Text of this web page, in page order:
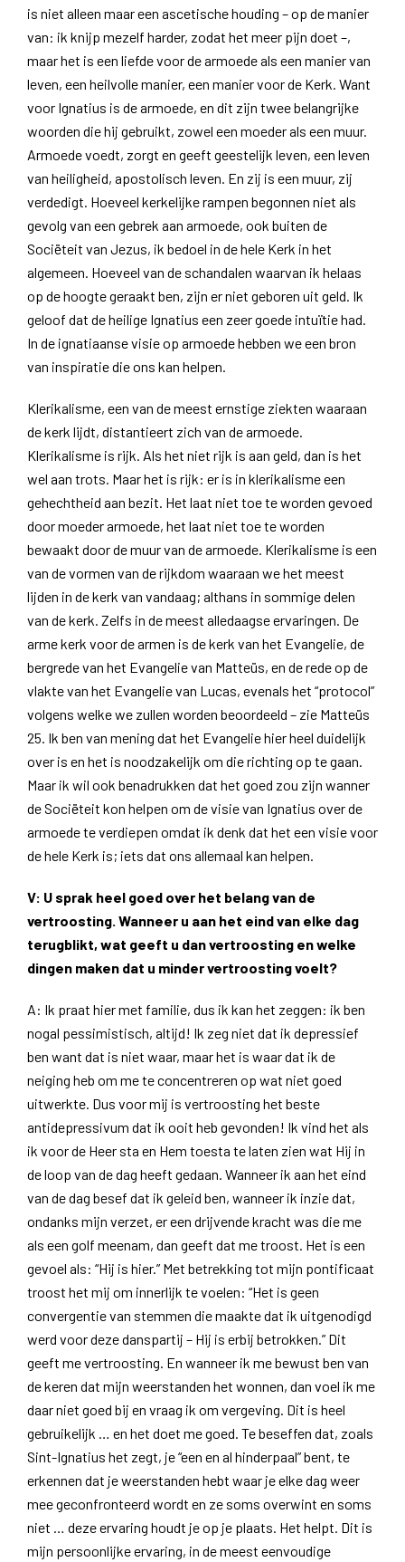
is niet alleen maar een ascetische houding – op de manier
van: ik knijp mezelf harder, zodat het meer pijn doet –,
maar het is een liefde voor de armoede als een manier van
leven, een heilvolle manier, een manier voor de Kerk. Want
voor Ignatius is de armoede, en dit zijn twee belangrijke
woorden die hij gebruikt, zowel een moeder als een muur.
Armoede voedt, zorgt en geeft geestelijk leven, een leven
van heiligheid, apostolisch leven. En zij is een muur, zij
verdedigt. Hoeveel kerkelijke rampen begonnen niet als
gevolg van een gebrek aan armoede, ook buiten de
Sociëteit van Jezus, ik bedoel in de hele Kerk in het
algemeen. Hoeveel van de schandalen waarvan ik helaas
op de hoogte geraakt ben, zijn er niet geboren uit geld. Ik
geloof dat de heilige Ignatius een zeer goede intuïtie had.
In de ignatiaanse visie op armoede hebben we een bron
van inspiratie die ons kan helpen.
Klerikalisme, een van de meest ernstige ziekten waaraan
de kerk lijdt, distantieert zich van de armoede.
Klerikalisme is rijk. Als het niet rijk is aan geld, dan is het
wel aan trots. Maar het is rijk: er is in klerikalisme een
gehechtheid aan bezit. Het laat niet toe te worden gevoed
door moeder armoede, het laat niet toe te worden
bewaakt door de muur van de armoede. Klerikalisme is een
van de vormen van de rijkdom waaraan we het meest
lijden in de kerk van vandaag; althans in sommige delen
van de kerk. Zelfs in de meest alledaagse ervaringen. De
arme kerk voor de armen is de kerk van het Evangelie, de
bergrede van het Evangelie van Matteüs, en de rede op de
vlakte van het Evangelie van Lucas, evenals het “protocol”
volgens welke we zullen worden beoordeeld – zie Matteüs
25. Ik ben van mening dat het Evangelie hier heel duidelijk
over is en het is noodzakelijk om die richting op te gaan.
Maar ik wil ook benadrukken dat het goed zou zijn wanner
de Sociëteit kon helpen om de visie van Ignatius over de
armoede te verdiepen omdat ik denk dat het een visie voor
de hele Kerk is; iets dat ons allemaal kan helpen.
V: U sprak heel goed over het belang van de
vertroosting. Wanneer u aan het eind van elke dag
terugblikt, wat geeft u dan vertroosting en welke
dingen maken dat u minder vertroosting voelt?
A: Ik praat hier met familie, dus ik kan het zeggen: ik ben
nogal pessimistisch, altijd! Ik zeg niet dat ik depressief
ben want dat is niet waar, maar het is waar dat ik de
neiging heb om me te concentreren op wat niet goed
uitwerkte. Dus voor mij is vertroosting het beste
antidepressivum dat ik ooit heb gevonden! Ik vind het als
ik voor de Heer sta en Hem toesta te laten zien wat Hij in
de loop van de dag heeft gedaan. Wanneer ik aan het eind
van de dag besef dat ik geleid ben, wanneer ik inzie dat,
ondanks mijn verzet, er een drijvende kracht was die me
als een golf meenam, dan geeft dat me troost. Het is een
gevoel als: “Hij is hier.” Met betrekking tot mijn pontificaat
troost het mij om innerlijk te voelen: “Het is geen
convergentie van stemmen die maakte dat ik uitgenodigd
werd voor deze danspartij – Hij is erbij betrokken.” Dit
geeft me vertroosting. En wanneer ik me bewust ben van
de keren dat mijn weerstanden het wonnen, dan voel ik me
daar niet goed bij en vraag ik om vergeving. Dit is heel
gebruikelijk … en het doet me goed. Te beseffen dat, zoals
Sint-Ignatius het zegt, je “een en al hinderpaal” bent, te
erkennen dat je weerstanden hebt waar je elke dag weer
mee geconfronteerd wordt en ze soms overwint en soms
niet … deze ervaring houdt je op je plaats. Het helpt. Dit is
mijn persoonlijke ervaring, in de meest eenvoudige